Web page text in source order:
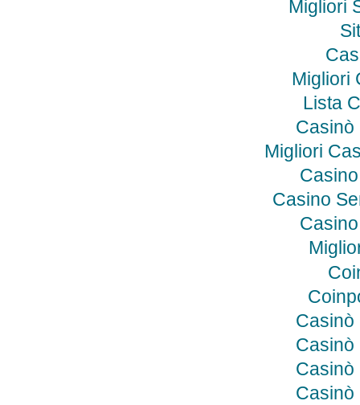
Migliori
Migliori
Lista
Casinò
Migliori
Casino
Casinò
Casinò
Casinò
Casinò